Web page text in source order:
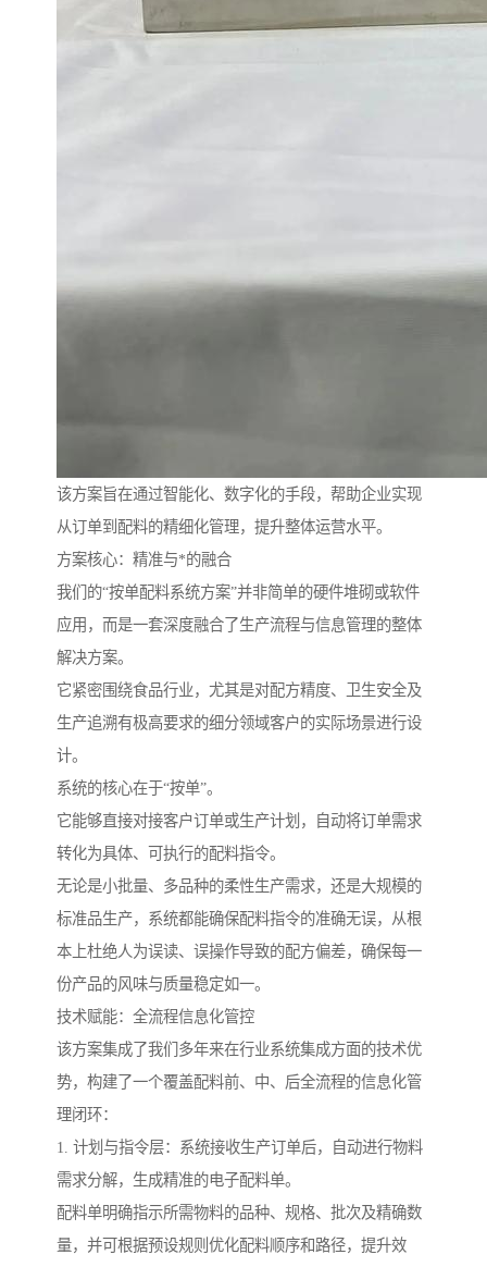
该方案旨在通过智能化、数字化的手段，帮助企业实现
从订单到配料的精细化管理，提升整体运营水平。
方案核心：精准与*的融合
我们的“按单配料系统方案”并非简单的硬件堆砌或软件
应用，而是一套深度融合了生产流程与信息管理的整体
解决方案。
它紧密围绕食品行业，尤其是对配方精度、卫生安全及
生产追溯有极高要求的细分领域客户的实际场景进行设
计。
系统的核心在于“按单”。
它能够直接对接客户订单或生产计划，自动将订单需求
转化为具体、可执行的配料指令。
无论是小批量、多品种的柔性生产需求，还是大规模的
标准品生产，系统都能确保配料指令的准确无误，从根
本上杜绝人为误读、误操作导致的配方偏差，确保每一
份产品的风味与质量稳定如一。
技术赋能：全流程信息化管控
该方案集成了我们多年来在行业系统集成方面的技术优
势，构建了一个覆盖配料前、中、后全流程的信息化管
理闭环：
1. 计划与指令层：系统接收生产订单后，自动进行物料
需求分解，生成精准的电子配料单。
配料单明确指示所需物料的品种、规格、批次及精确数
量，并可根据预设规则优化配料顺序和路径，提升效